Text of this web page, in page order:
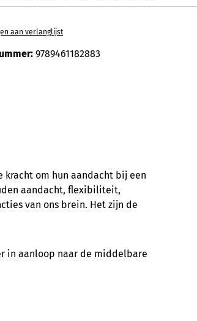
aan verlanglijst
9789461182883
kracht om hun aandacht bij een
aandacht, flexibiliteit,
van ons brein. Het zijn de
in aanloop naar de middelbare